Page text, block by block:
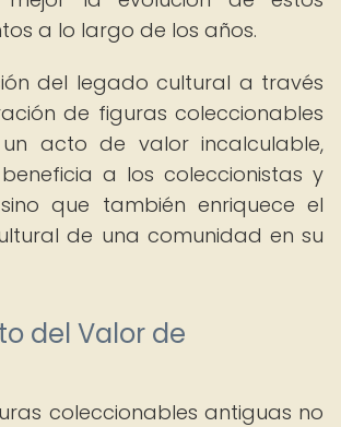
a lo largo de los años.
del legado cultural a través
de figuras coleccionables
acto de valor incalculable,
a los coleccionistas y
que también enriquece el
de una comunidad en su
del Valor de
coleccionables antiguas no